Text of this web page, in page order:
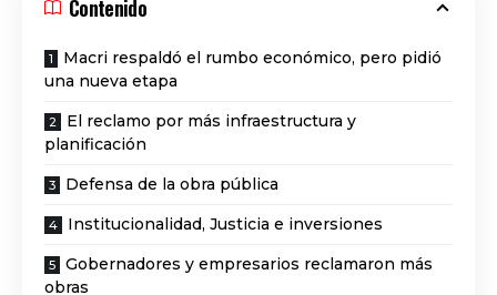
Contenido
Macri respaldó el rumbo económico, pero pidió
una nueva etapa
El reclamo por más infraestructura y
planificación
Defensa de la obra pública
Institucionalidad, Justicia e inversiones
Gobernadores y empresarios reclamaron más
obras